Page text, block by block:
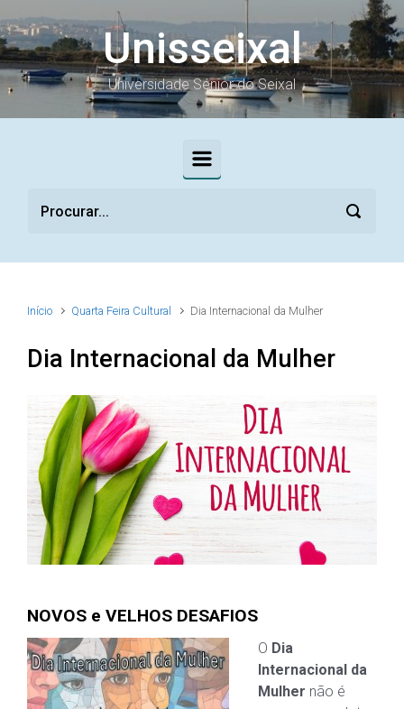
Skip to main content
Unisseixal
Universidade Sénior do Seixal
Início Quarta Feira Cultural Dia Internacional da Mulher
Dia Internacional da Mulher
NOVOS e VELHOS DESAFIOS
O Dia
Internacional da
Mulher não é